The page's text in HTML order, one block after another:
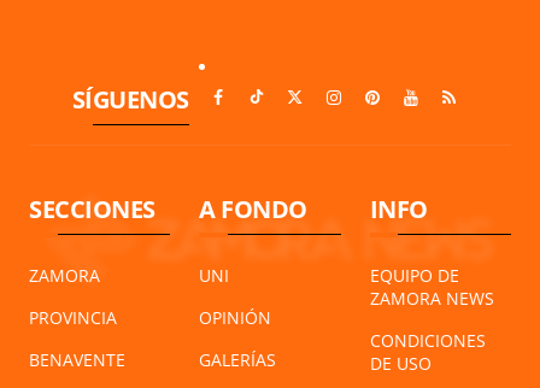
SÍGUENOS
SECCIONES
ZAMORA
PROVINCIA
BENAVENTE
A FONDO
UNI
OPINIÓN
GALERÍAS
INFO
EQUIPO DE
ZAMORA NEWS
CONDICIONES
DE USO